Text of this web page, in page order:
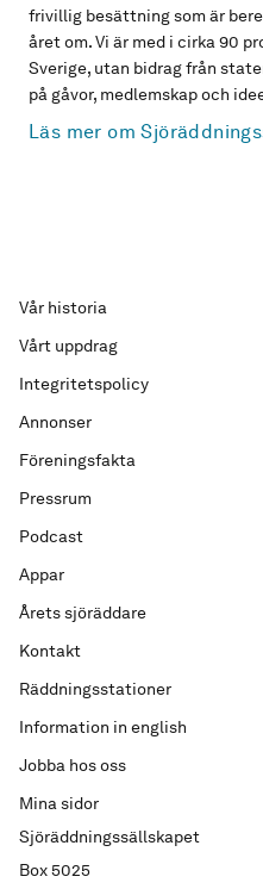
frivillig besättning som är
året om. Vi är med i cirka 90
Sverige, utan bidrag från
på gåvor, medlemskap och
Läs mer om
Sjöräddningssällskapet
Box 5025
Vår historia
Vårt uppdrag
Integritetspolicy
Annonser
Föreningsfakta
Pressrum
Podcast
Appar
Årets sjöräddare
Kontakt
Räddningsstationer
Information in english
Jobba hos oss
Mina sidor